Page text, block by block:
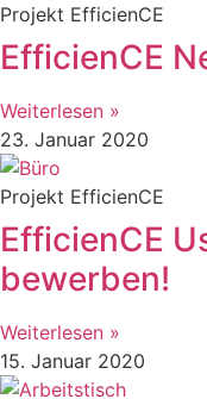
Projekt EfficienCE
EfficienCE
Weiterlesen »
23. Januar 2020
Projekt EfficienCE
EfficienCE
bewerben!
Weiterlesen »
15. Januar 2020